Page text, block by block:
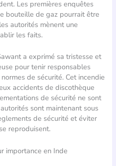
Les premières enquêtes
bouteille de gaz pourrait être
autorités mènent une
les faits.
a exprimé sa tristesse et
pour tenir responsables
de sécurité. Cet incendie
accidents de discothèque
de sécurité ne sont
sont maintenant sous
de sécurité et éviter
reproduisent.
importance en Inde